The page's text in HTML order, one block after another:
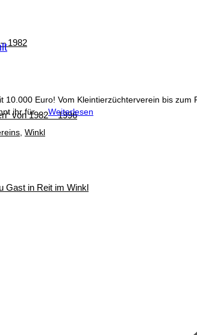
1982
von 1982 – 1996
Gast in Reit im Winkl
Euro! Vom Kleintierzüchterverein bis
ihr für …Weiterlesen
Winkl